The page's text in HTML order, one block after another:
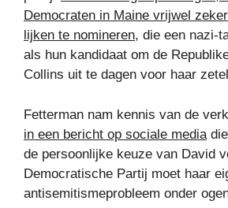
Democraten in Maine vrijwel
lijken te nomineren, die een nazi-
als hun kandidaat om de
Collins uit te dagen voor haar
Fetterman nam kennis van de
in een bericht op sociale media
de persoonlijke keuze van David
Democratische Partij moet haar
antisemitismeprobleem onder